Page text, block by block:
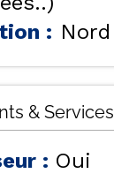
: Nord
& Services
: Oui